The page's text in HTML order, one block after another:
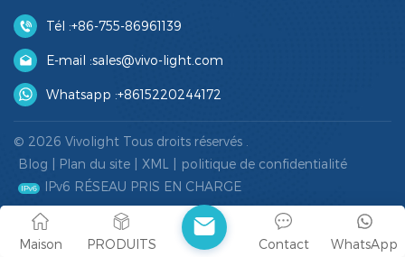
Tél :+86-755-86961139
E-mail :sales@vivo-light.com
Whatsapp :+8615220244172
© 2026 Vivolight Tous droits réservés .
Blog
Plan du site XML
politique de confidentialité
IPv6 RÉSEAU PRIS EN CHARGE
Maison PRODUITS WhatsApp
Contact